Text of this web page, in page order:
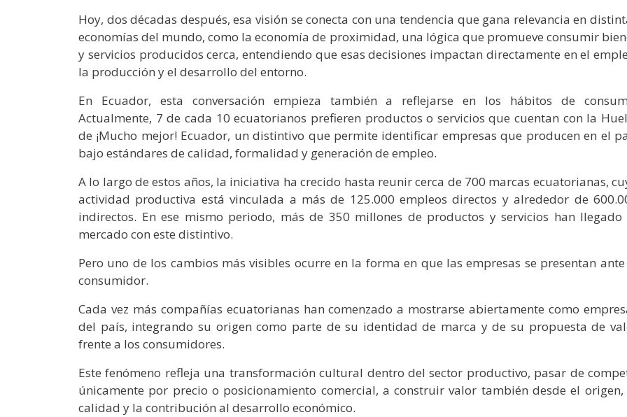
Hoy, dos décadas después, esa visión se conecta con una tendencia que gana relevancia en
economías del mundo, como la economía de proximidad, una lógica que promueve consumir
y servicios producidos cerca, entendiendo que esas decisiones impactan directamente en el
la producción y el desarrollo del entorno.
En Ecuador, esta conversación empieza también a reflejarse en los hábitos de
Actualmente, 7 de cada 10 ecuatorianos prefieren productos o servicios que cuentan con la
de ¡Mucho mejor! Ecuador, un distintivo que permite identificar empresas que producen en el
bajo estándares de calidad, formalidad y generación de empleo.
A lo largo de estos años, la iniciativa ha crecido hasta reunir cerca de 700 marcas ecuatorianas,
actividad productiva está vinculada a más de 125.000 empleos directos y alrededor de
indirectos. En ese mismo periodo, más de 350 millones de productos y servicios han llegado
mercado con este distintivo.
Pero uno de los cambios más visibles ocurre en la forma en que las empresas se presentan ante
consumidor.
Cada vez más compañías ecuatorianas han comenzado a mostrarse abiertamente como
del país, integrando su origen como parte de su identidad de marca y de su propuesta de
frente a los consumidores.
Este fenómeno refleja una transformación cultural dentro del sector productivo, pasar de
únicamente por precio o posicionamiento comercial, a construir valor también desde el origen,
calidad y la contribución al desarrollo económico.